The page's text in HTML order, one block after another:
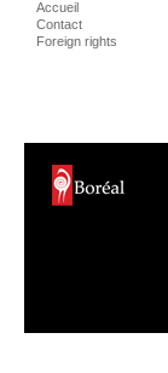
Accueil
Contact
Foreign rights